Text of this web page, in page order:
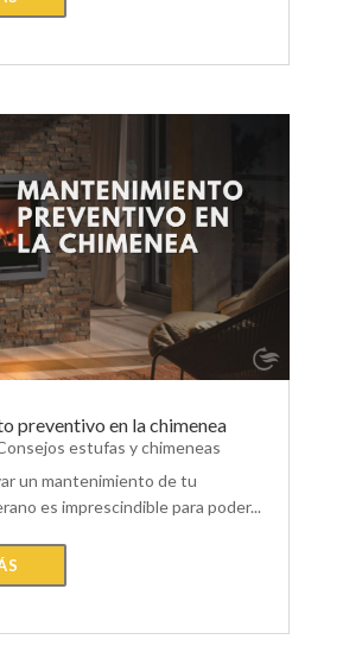
preventivo en la chimenea
estufas y chimeneas
un mantenimiento de tu
es imprescindible para poder...